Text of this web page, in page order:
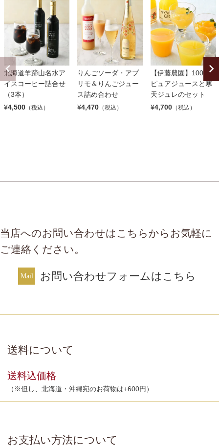
北海道羊蹄山名水ア
イスコーヒー詰合せ
（3本）
¥4,500 （税込）
りんごソーダ・アプ
リモ＆りんごジュー
ス詰め合わせ
¥4,470 （税込）
【伊藤農園】100％
ピュアジュースと寒
天ジュレのセット
¥4,700 （税込）
当店へのお問い合わせはこちらからお気軽に
ご連絡ください。
お問い合わせフォームはこちら
送料について
送料込価格
（※但し、北海道・沖縄宛のお荷物は+600円）
お支払い方法について